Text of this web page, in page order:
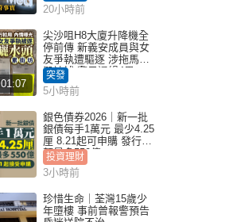
實｜Juicy叮
20小時前
01:07
尖沙咀H8大廈升降機全
停前傳 新義安成員與女
友爭執遭驅逐 涉拖馬刑
毀被捕 警另通緝4男
突發
5小時前
銀色債券2026｜新一批
銀債每手1萬元 最少4.25
厘 8.21起可申購 發行金
額最多550億
投資理財
3小時前
珍惜生命｜荃灣15歲少
年墮樓 事前曾報警預告